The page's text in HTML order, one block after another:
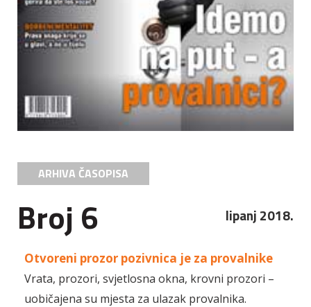
ARHIVA ČASOPISA
Broj 6 lipanj 2018.
Otvoreni prozor pozivnica je za provalnike
Vrata, prozori, svjetlosna okna, krovni prozori –
uobičajena su mjesta za ulazak provalnika.